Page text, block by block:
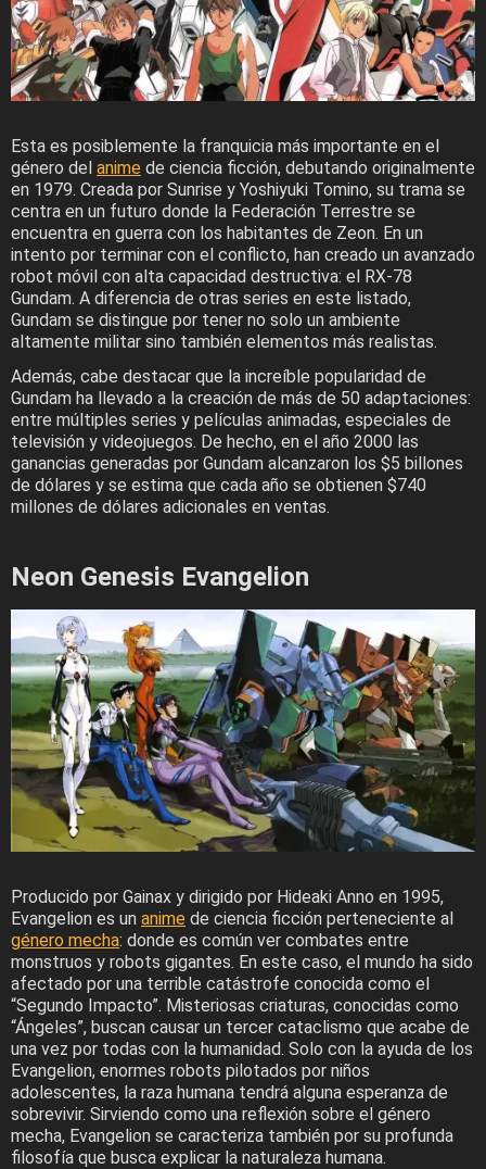
Esta es posiblemente la franquicia más importante en el
género del anime de ciencia ficción, debutando originalmente
en 1979. Creada por Sunrise y Yoshiyuki Tomino, su trama se
centra en un futuro donde la Federación Terrestre se
encuentra en guerra con los habitantes de Zeon. En un
intento por terminar con el conflicto, han creado un avanzado
robot móvil con alta capacidad destructiva: el RX-78
Gundam. A diferencia de otras series en este listado,
Gundam se distingue por tener no solo un ambiente
altamente militar sino también elementos más realistas.
Además, cabe destacar que la increíble popularidad de
Gundam ha llevado a la creación de más de 50 adaptaciones:
entre múltiples series y películas animadas, especiales de
televisión y videojuegos. De hecho, en el año 2000 las
ganancias generadas por Gundam alcanzaron los $5 billones
de dólares y se estima que cada año se obtienen $740
millones de dólares adicionales en ventas.
Neon Genesis Evangelion
Producido por Gainax y dirigido por Hideaki Anno en 1995,
Evangelion es un anime de ciencia ficción perteneciente al
género mecha: donde es común ver combates entre
monstruos y robots gigantes. En este caso, el mundo ha sido
afectado por una terrible catástrofe conocida como el
“Segundo Impacto”. Misteriosas criaturas, conocidas como
“Ángeles”, buscan causar un tercer cataclismo que acabe de
una vez por todas con la humanidad. Solo con la ayuda de los
Evangelion, enormes robots pilotados por niños
adolescentes, la raza humana tendrá alguna esperanza de
sobrevivir. Sirviendo como una reflexión sobre el género
mecha, Evangelion se caracteriza también por su profunda
filosofía que busca explicar la naturaleza humana.